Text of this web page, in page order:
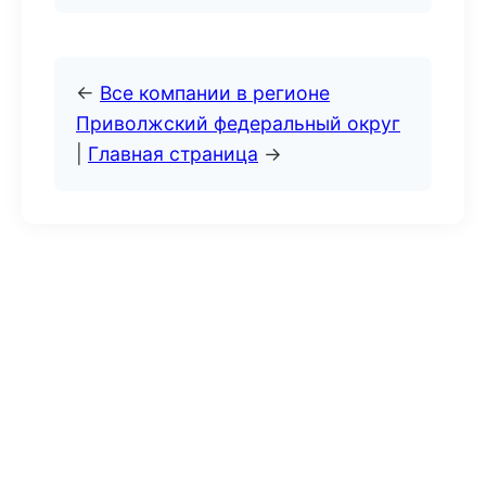
← Все компании в регионе
Приволжский федеральный округ
Главная страница →